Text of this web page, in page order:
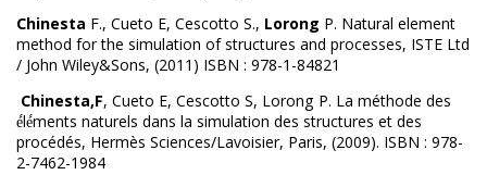
Chinesta F., Cueto E, Cescotto S., Lorong P. Natural element
method for the simulation of structures and processes, ISTE Ltd
/ John Wiley&Sons, (2011) ISBN : 978-1-84821
Chinesta,F, Cueto E, Cescotto S, Lorong P. La méthode des
é́lé́ments naturels dans la simulation des structures et des
procédés, Hermès Sciences/Lavoisier, Paris, (2009). ISBN : 978-
2-7462-1984